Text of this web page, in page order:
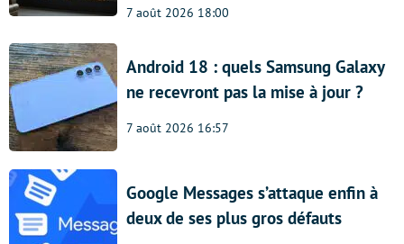
7 août 2026 18:00
Android 18 : quels Samsung Galaxy
ne recevront pas la mise à jour ?
7 août 2026 16:57
Google Messages s’attaque enfin à
deux de ses plus gros défauts